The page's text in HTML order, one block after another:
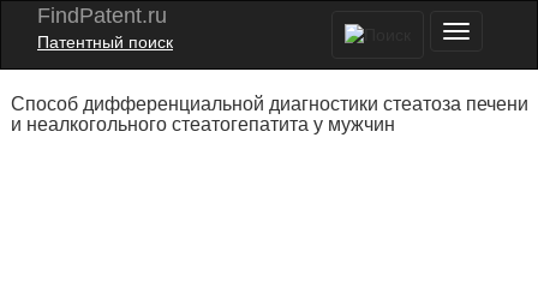
FindPatent.ru
Патентный поиск
Способ дифференциальной диагностики стеатоза печени
и неалкогольного стеатогепатита у мужчин